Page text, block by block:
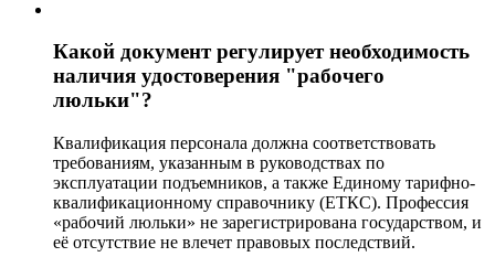
Какой документ регулирует необходимость
наличия удостоверения "рабочего
люльки"?
Квалификация персонала должна соответствовать
требованиям, указанным в руководствах по
эксплуатации подъемников, а также Единому тарифно-
квалификационному справочнику (ЕТКС). Профессия
«рабочий люльки» не зарегистрирована государством, и
её отсутствие не влечет правовых последствий.